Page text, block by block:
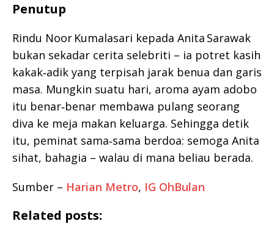
Penutup
Rindu Noor Kumalasari kepada Anita Sarawak
bukan sekadar cerita selebriti – ia potret kasih
kakak‑adik yang terpisah jarak benua dan garis
masa. Mungkin suatu hari, aroma ayam adobo
itu benar‑benar membawa pulang seorang
diva ke meja makan keluarga. Sehingga detik
itu, peminat sama‑sama berdoa: semoga Anita
sihat, bahagia – walau di mana beliau berada.
Sumber – Harian Metro, IG OhBulan
Related posts: